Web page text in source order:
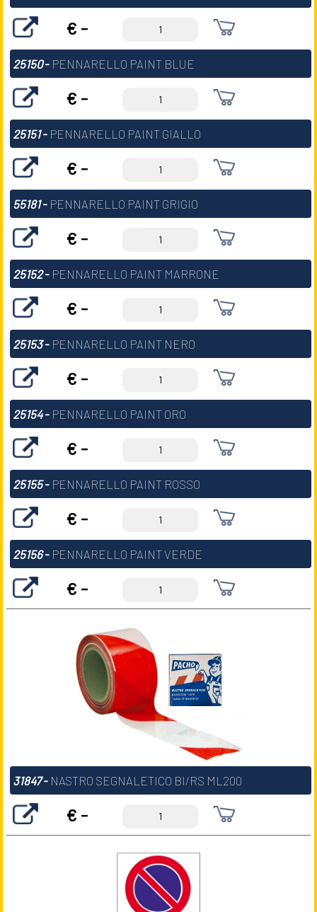
€ -
25150- PENNARELLO PAINT BLUE
€ -
25151- PENNARELLO PAINT GIALLO
€ -
55181- PENNARELLO PAINT GRIGIO
€ -
25152- PENNARELLO PAINT MARRONE
€ -
25153- PENNARELLO PAINT NERO
€ -
25154- PENNARELLO PAINT ORO
€ -
25155- PENNARELLO PAINT ROSSO
€ -
25156- PENNARELLO PAINT VERDE
€ -
31847- NASTRO SEGNALETICO BI/RS ML200
€ -